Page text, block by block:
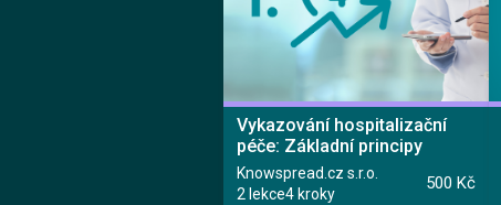
Vykazování hospitalizační
péče: Základní principy
Knowspread.cz s.r.o.
2 lekce4 kroky
500 Kč